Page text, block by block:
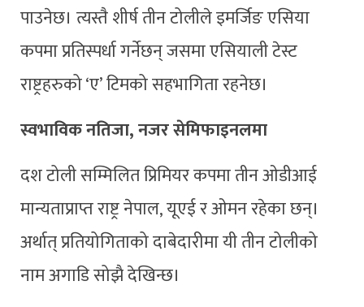
पाउनेछ। त्यस्तै शीर्ष तीन टोलीले इमर्जिङ एसिया
कपमा प्रतिस्पर्धा गर्नेछन् जसमा एसियाली टेस्ट
राष्ट्रहरुको ‘ए’ टिमको सहभागिता रहनेछ।
स्वभाविक नतिजा, नजर सेमिफाइनलमा
दश टोली सम्मिलित प्रिमियर कपमा तीन ओडीआई
मान्यताप्राप्त राष्ट्र नेपाल, यूएई र ओमन रहेका छन्।
अर्थात् प्रतियोगिताको दाबेदारीमा यी तीन टोलीको
नाम अगाडि सोझै देखिन्छ।